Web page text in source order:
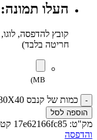
העלו תמונה:
קובץ להדפסה,
חריטה בלבד)
MB)
כמות של קנבס 30X40
הוספה לסל
מק"ט: 17e62166fc85
והדפסה